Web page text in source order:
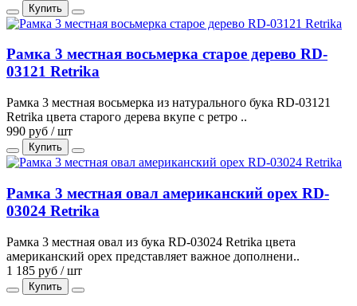
Купить
Рамка 3 местная восьмерка старое дерево RD-
03121 Retrika
Рамка 3 местная восьмерка из натурального бука RD-03121
Retrika цвета старого дерева вкупе с ретро ..
990 руб / шт
Купить
Рамка 3 местная овал американский орех RD-
03024 Retrika
Рамка 3 местная овал из бука RD-03024 Retrika цвета
американский орех представляет важное дополнени..
1 185 руб / шт
Купить